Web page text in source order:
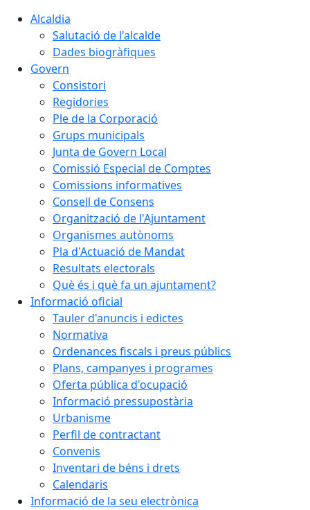
Alcaldia
Salutació de l'alcalde
Dades biogràfiques
Govern
Consistori
Regidories
Ple de la Corporació
Grups municipals
Junta de Govern Local
Comissió Especial de Comptes
Comissions informatives
Consell de Consens
Organització de l'Ajuntament
Organismes autònoms
Pla d'Actuació de Mandat
Resultats electorals
Què és i què fa un ajuntament?
Informació oficial
Tauler d'anuncis i edictes
Normativa
Ordenances fiscals i preus públics
Plans, campanyes i programes
Oferta pública d'ocupació
Informació pressupostària
Urbanisme
Perfil de contractant
Convenis
Inventari de béns i drets
Calendaris
Informació de la seu electrònica